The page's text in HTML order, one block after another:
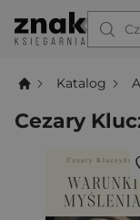
Katalog
Cezary